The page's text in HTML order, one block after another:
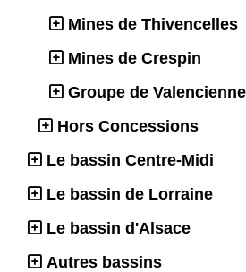
Mines de Thivencelles
Mines de Crespin
Groupe de
Hors Concessions
Le bassin Centre-Midi
Le bassin de Lorraine
Le bassin d'Alsace
Autres bassins